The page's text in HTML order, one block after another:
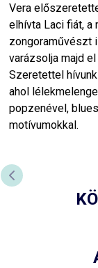
Vera
elhívta Laci fiát, a
zongoraművészt
varázsolja majd
Szeretettel
ahol
popzenével,
motívumokkal.
PREVIOUS SLIDE